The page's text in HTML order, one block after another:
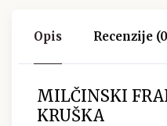
Opis Recenzije
MILČINSKI
KRUŠKA